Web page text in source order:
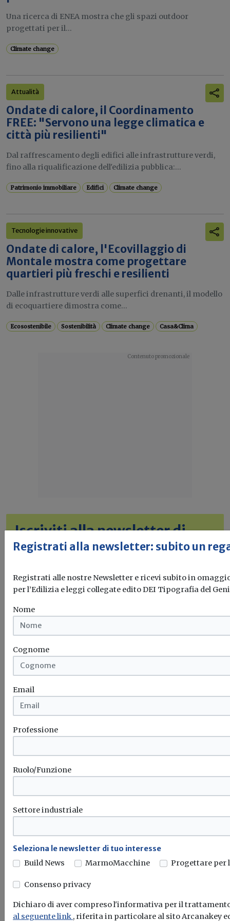
Una ricerca di ENEA mostra che gli spazi outdoor
progettati per il...
Climate change
Attualità
Ondate di calore, il Coordinamento
FREE: "Servono una legge climatica e
città più resilienti"
Dal raffrescamento degli edifici alle infrastrutture verdi,
fino alla riqualificazione dell'edilizia pubblica:...
Patrimonio immobiliare Edifici Climate change
Tecnologie innovative
Ondate di calore, l'Ecovillaggio di
Montale mostra come progettare
quartieri più freschi e resilienti
Dalle infrastrutture verdi alle superfici drenanti, il modello
di ecoquartiere dimostra come...
Ecosostenibile Sostenibilità Climate change Casa&Clima
Iscriviti alla newsletter di
Build News
novità in campo di efficienza
energetica e sostenibilità edile
Iscriviti
I più letti sull'argomento
degli incentivi per gli impianti a
biomasse
Anie rinnovabili: “No ad incentivi solo per le biomasse, il
Governo ripensi...
Legge di stabilità Impianti a biomasse Incentivi
Registrati alla newsletter: subito un
Registrati alle nostre Newsletter e ricevi subito in
per l’Edilizia e leggi collegate edito DEI Tipografia del
Nome
Cognome
Email
Professione
Ruolo/Funzione
Settore industriale
Seleziona le newsletter di tuo interesse
Build News
MarmoMacchine Progettare per
Consenso privacy
Dichiaro di aver compreso l'informativa per il
al seguente link , riferita in particolare al sito Arcanakey